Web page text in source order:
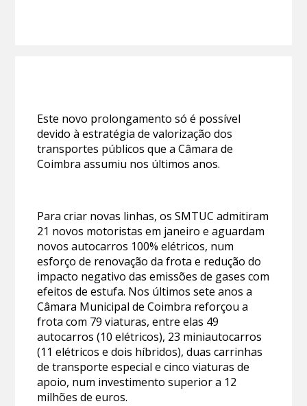
Este novo prolongamento só é possível
devido à estratégia de valorização dos
transportes públicos que a Câmara de
Coimbra assumiu nos últimos anos.
Para criar novas linhas, os SMTUC admitiram
21 novos motoristas em janeiro e aguardam
novos autocarros 100% elétricos, num
esforço de renovação da frota e redução do
impacto negativo das emissões de gases com
efeitos de estufa. Nos últimos sete anos a
Câmara Municipal de Coimbra reforçou a
frota com 79 viaturas, entre elas 49
autocarros (10 elétricos), 23 miniautocarros
(11 elétricos e dois híbridos), duas carrinhas
de transporte especial e cinco viaturas de
apoio, num investimento superior a 12
milhões de euros.